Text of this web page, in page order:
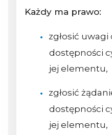
Każdy ma prawo:
zgłosić uwagi
dostępności
jej elementu,
zgłosić
dostępności
jej elementu,